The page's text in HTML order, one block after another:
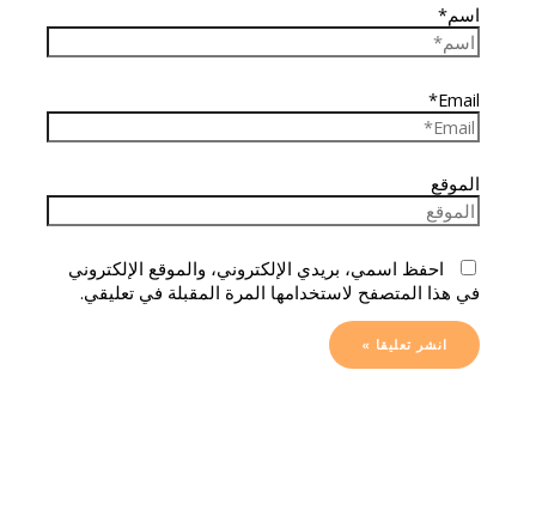
اسم*
Email*
الموقع
احفظ اسمي، بريدي الإلكتروني، والموقع الإلكتروني
في هذا المتصفح لاستخدامها المرة المقبلة في تعليقي.